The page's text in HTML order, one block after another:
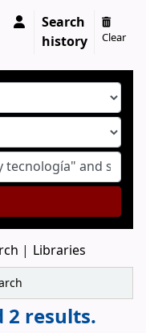
Search
history
Clear
Libraries
2 results.